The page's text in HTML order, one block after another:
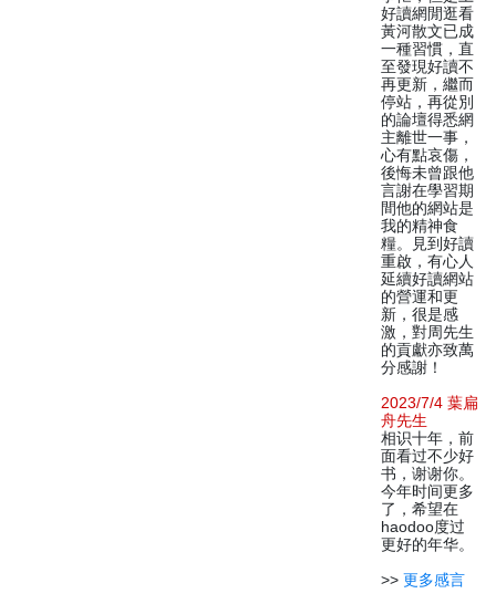
好讀網閒逛看
黃河散文已成
一種習慣，直
至發現好讀不
再更新，繼而
停站，再從別
的論壇得悉網
主離世一事，
心有點哀傷，
後悔未曾跟他
言謝在學習期
間他的網站是
我的精神食
糧。見到好讀
重啟，有心人
延續好讀網站
的營運和更
新，很是感
激，對周先生
的貢獻亦致萬
分感謝！
2023/7/4 葉扁
舟先生
相识十年，前
面看过不少好
书，谢谢你。
今年时间更多
了，希望在
haodoo度过
更好的年华。
>> 更多感言